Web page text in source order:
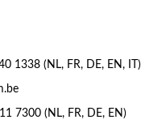
1338 (NL, FR, DE, EN, IT)
7300 (NL, FR, DE, EN)